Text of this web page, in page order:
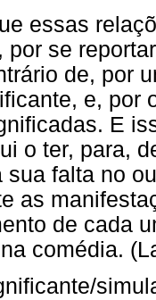
essas
por se
de, por
e, por
E
o ter, para,
sua falta no
as
de cada
comédia.